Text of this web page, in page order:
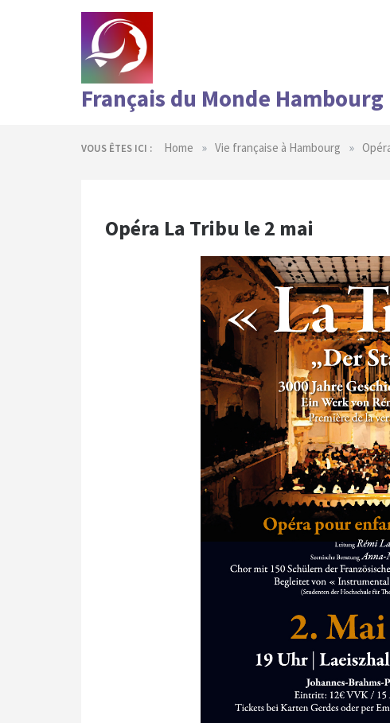
Français du Monde Hambourg
VOUS ÊTES ICI : Home » Vie française à Hambourg »
Opéra La Tribu le 2 mai